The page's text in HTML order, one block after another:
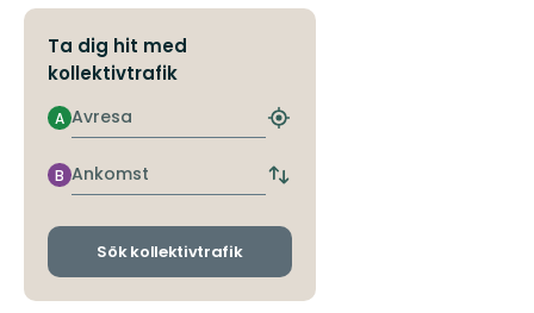
Ta dig hit med
kollektivtrafik
Avresa
A
Hitta
hållplats
Ankomst
B
Byt
och
Sök kollektivtrafik